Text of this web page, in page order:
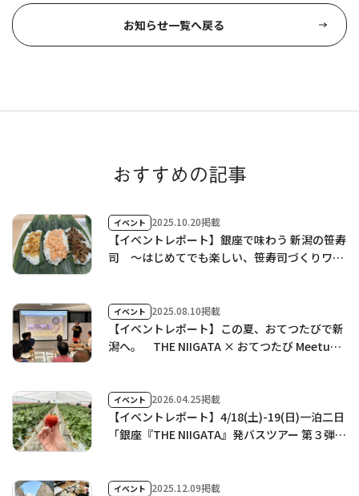
お知らせ一覧へ戻る
おすすめの記事
イベント 2025.10.20掲載
【イベントレポート】銀座で味わう 新潟の笹寿
司 ～はじめてでも楽しい、笹寿司づくりワー
イベント 2025.08.10掲載
【イベントレポート】この夏、おてつたびで新
潟へ。 THE NIIGATA × おてつたび Meetup
イベント 2026.04.25掲載
【イベントレポート】4/18(土)-19(日)一泊二日
「銀座『THE NIIGATA』発バスツアー 第３弾
Vol.30」に行ってきました！
イベント 2025.12.09掲載